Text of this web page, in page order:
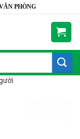
PHÒNG